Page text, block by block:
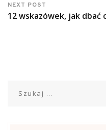
NEXT POST
12 wskazówek, jak dbać